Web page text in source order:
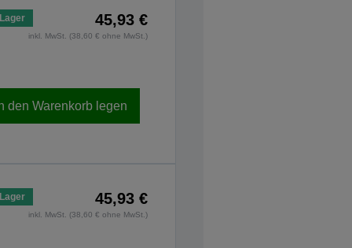
45,93 €
inkl. MwSt. (38,60 € ohne MwSt.)
den Warenkorb legen
45,93 €
inkl. MwSt. (38,60 € ohne MwSt.)